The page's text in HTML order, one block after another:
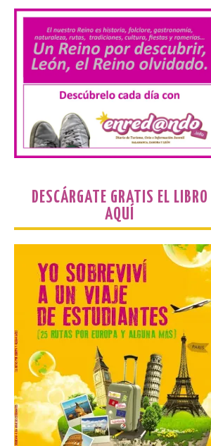
que permite conocer la
posición exacta del Sol y
así localizar el lugar ideal
para observar el eclipse
solar del 12 de agosto de 2026 sin
obstáculos. El visor es una herramienta a
Paradores renueva su
compromiso con La Vuelta
7 Ago 2026
La cadena hotelera pública
volverá a estar presente
en la zona de descanso
junto al control de firmas
y, como novedad, en el
Leaders Lounge, dos espacios exclusivos
para los ciclistas. El recorrido de La
Vuelta discurrirá junto a 17 […]
Última llamada: Eclipse
total del 12 de agosto.
Dónde alojarse y a qué
precio
7 Ago 2026
DESCÁRGATE GRATIS EL LIBRO
AQUÍ